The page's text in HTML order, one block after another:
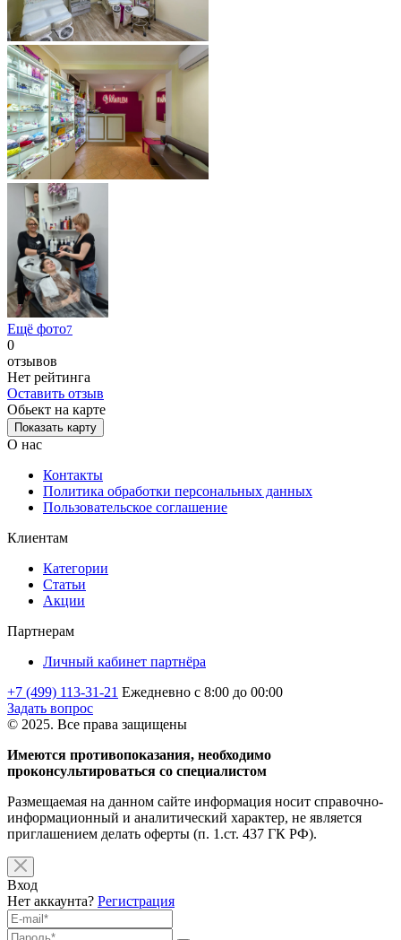
Ещё фото7
0
отзывов
Нет рейтинга
Оставить отзыв
Обьект на карте
Показать карту
О нас
Контакты
Политика обработки персональных данных
Пользовательское соглашение
Клиентам
Категории
Статьи
Акции
Партнерам
Личный кабинет партнёра
+7 (499) 113-31-21 Ежедневно с 8:00 до 00:00
Задать вопрос
© 2025. Все права защищены
Имеются противопоказания, необходимо
проконсультироваться со специалистом
Размещаемая на данном сайте информация носит справочно-
информационный и аналитический характер, не является
приглашением делать оферты (п. 1.ст. 437 ГК РФ).
Вход
Нет аккаунта? Регистрация